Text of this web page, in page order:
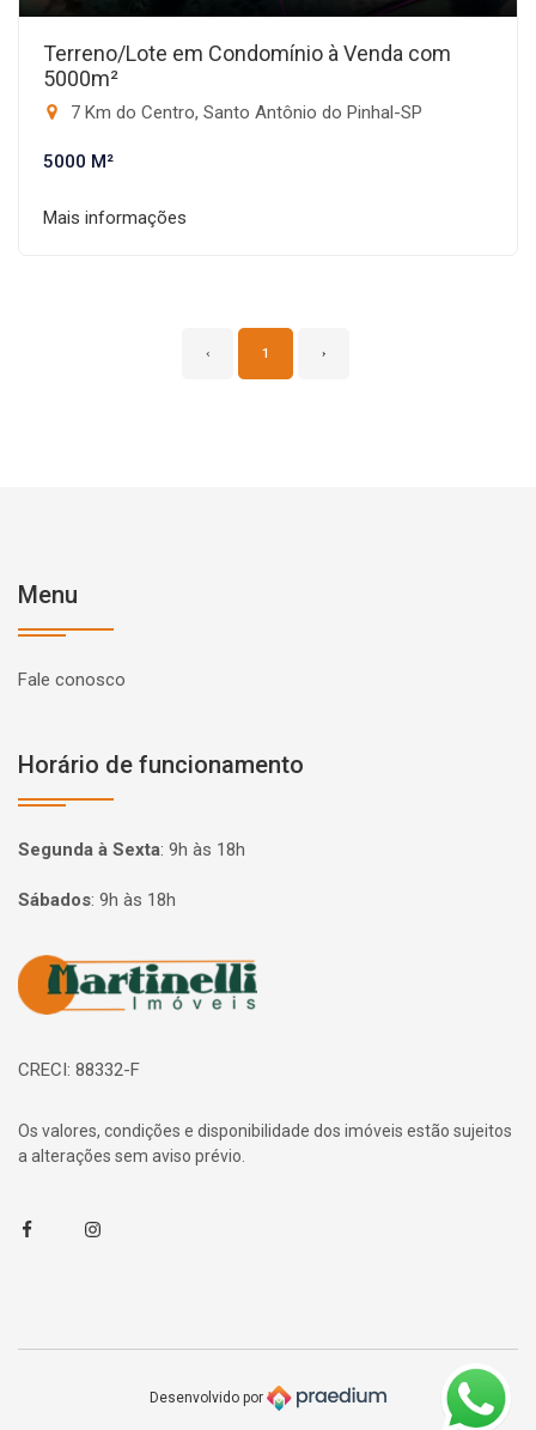
Terreno/Lote em Condomínio à Venda com
5000m²
7 Km do Centro, Santo Antônio do Pinhal-SP
5000 M²
Mais informações
‹ 1 ›
Menu
Fale conosco
Horário de funcionamento
Segunda à Sexta: 9h às 18h
Sábados: 9h às 18h
Página inicial
CRECI: 88332-F
Os valores, condições e disponibilidade dos imóveis estão sujeitos
a alterações sem aviso prévio.
FacebookInstagram
Desenvolvido por